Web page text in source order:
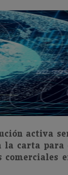
activa
la carta para
comerciales